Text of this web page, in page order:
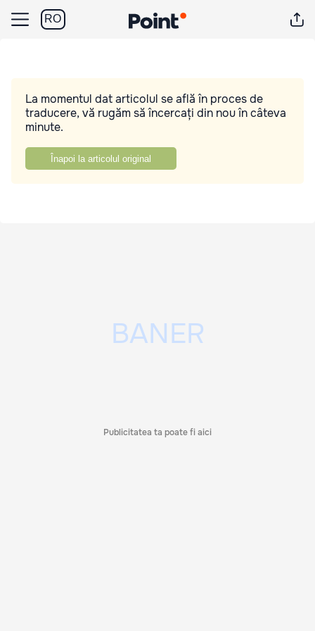
RO
La momentul dat articolul se află în proces de
traducere, vă rugăm să încercați din nou în câteva
minute.
Înapoi la articolul original
Publicitatea ta poate fi aici